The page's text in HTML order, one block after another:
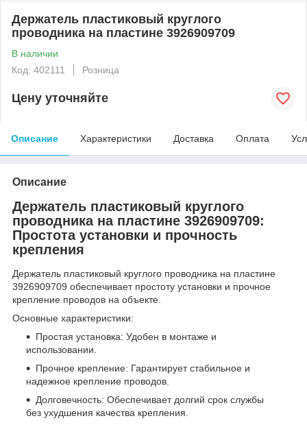
Держатель пластиковый круглого
проводника на пластине 3926909709
В наличии
Код: 402111
Розница
Цену уточняйте
Описание Характеристики Доставка Оплата
Описание
Держатель пластиковый круглого
проводника на пластине 3926909709:
Простота установки и прочность
крепления
Держатель пластиковый круглого проводника на пластине
3926909709 обеспечивает простоту установки и прочное
крепление проводов на объекте.
Основные характеристики:
Простая установка: Удобен в монтаже и
использовании.
Прочное крепление: Гарантирует стабильное и
надежное крепление проводов.
Долговечность: Обеспечивает долгий срок службы
без ухудшения качества крепления.